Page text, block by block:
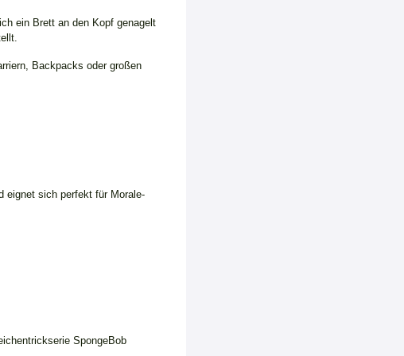
ein Brett an den Kopf genagelt
Backpacks oder großen
eignet sich perfekt für Morale-
SpongeBob